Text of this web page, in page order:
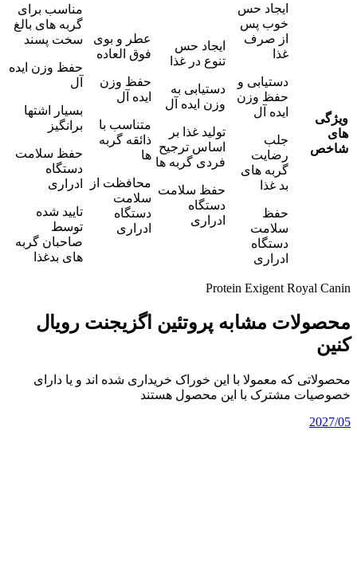
ویژگی
های
شاخص
ایجاد حس
خوب پس
از صرف
غذا
دستیابی و
حفظ وزن
ایده آل
جلب
رضایت
گربه های
بد غذا
حفظ
سلامت
دستگاه
ادراری
ایجاد حس
تنوع در غذا
دستیابی به
وزن ایده آل
تولید غذا بر
اساس ترجیح
فردی گربه ها
حفظ سلامت
دستگاه
ادراری
عطر و بوی
فوق العاده
حفظ وزن
ایده آل
متناسب با
ذائقه گربه
ها
محافظت از
سلامت
دستگاه
ادراری
مناسب برای
گربه های بالغ
سخت پسند
حفظ وزن ایده
آل
بسیار اشتها
برانگیز
حفظ سلامت
دستگاه
ادراری
تایید شده
توسط
صاحبان گربه
های بدغذا
Protein Exigent Royal Canin
محصولات مشابه پروتئین اگزیجنت رویال
کنین
محصولاتی که معمولا با این خوراک خریداری شده اند و یا دارای
خصوصیات مشترک با این محصول هستند
2027/05